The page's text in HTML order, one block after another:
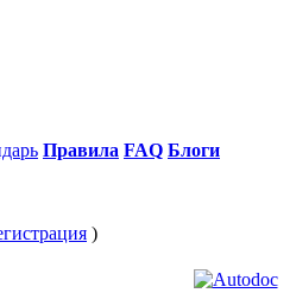
Правила FAQ Блоги
)